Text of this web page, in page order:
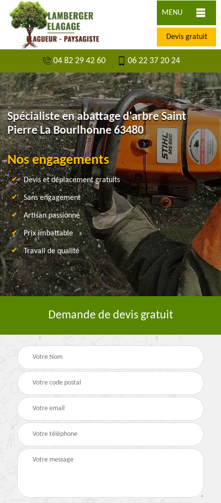
MENU
Devis gratuit
04 82 29 42 60 06 22 37 20 24
Spécialiste en abattage d'arbre Saint
Pierre La Bourlhonne 63480
Nos engagements
Devis et déplacement gratuits
Sans engagement
Artisan passionné
Prix imbattable
Travail de qualité
Demande de devis gratuit